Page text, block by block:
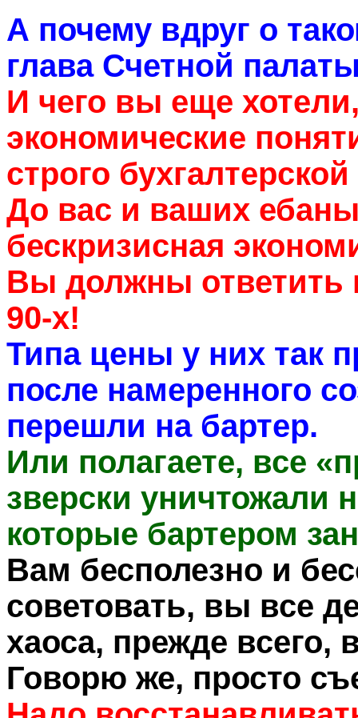
А почему вдруг о
глава Счетной
И чего вы еще
экономические
строго
До вас и ваших
бескризисная
Вы должны ответить
90-х!
Типа цены у них так
после намеренного
перешли на бартер.
Или полагаете, все
зверски уничтожали
которые бартером
Вам бесполезно и
советовать, вы все
хаоса, прежде всего,
Говорю же, просто